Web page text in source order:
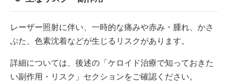
レーザー照射に伴い、一時的な痛みや赤み・腫れ、かさ
ぶた、色素沈着などが生じるリスクがあります。
詳細については、後述の「ケロイド治療で知っておきた
い副作用・リスク」セクションをご確認ください。